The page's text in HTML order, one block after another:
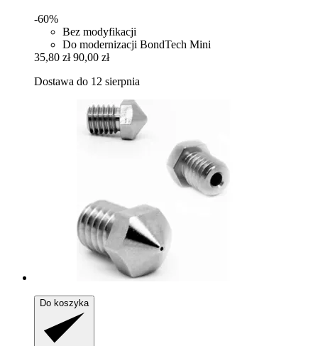
-60%
Bez modyfikacji
Do modernizacji BondTech Mini
35,80 zł 90,00 zł
Dostawa do 12 sierpnia
Do koszyka